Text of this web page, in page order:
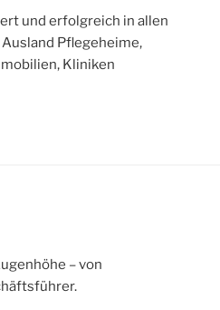
und erfolgreich in allen
Pflegeheime,
Kliniken
– von